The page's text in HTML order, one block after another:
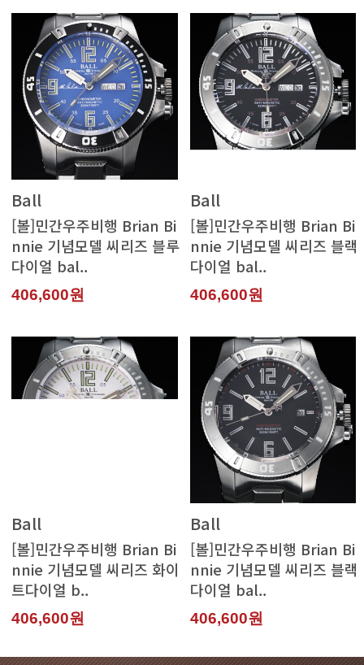
Ball
다이얼 bal..
406,600원
Ball
다이얼 bal..
406,600원
Ball
트다이얼 b..
406,600원
Ball
다이얼 bal..
406,600원